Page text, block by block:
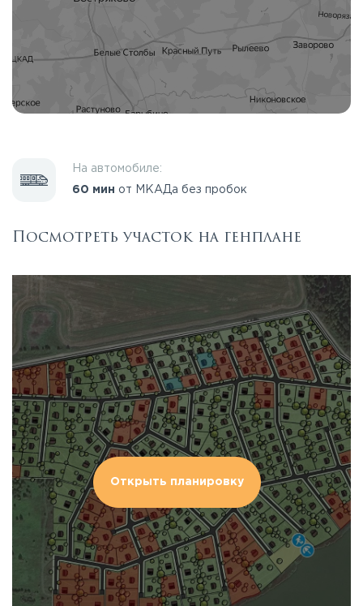
На автомобиле:
60 мин от МКАДа без пробок
Посмотреть участок на генплане
Открыть планировку